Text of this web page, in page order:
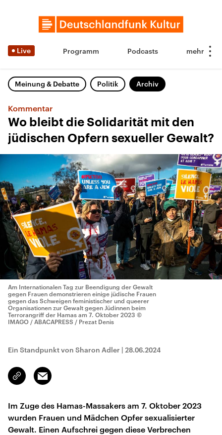
Live Programm Podcasts
Meinung & Debatte Politik Archiv
Kommentar
Wo bleibt die Solidarität mit den
jüdischen Opfern sexueller Gewalt?
Am Internationalen Tag zur Beendigung der Gewalt
gegen Frauen demonstrieren einige jüdische Frauen
gegen das Schweigen feministischer und queerer
Organisationen zur Gewalt gegen Jüdinnen beim
Terrorangriff der Hamas am 7. Oktober 2023 ©
IMAGO / ABACAPRESS / Prezat Denis
Ein Standpunkt von Sharon Adler | 28.06.2024
Link
kopieren/teilen
Email
Im Zuge des Hamas-Massakers am 7. Oktober 2023
wurden Frauen und Mädchen Opfer sexualisierter
Gewalt. Einen Aufschrei gegen diese Verbrechen